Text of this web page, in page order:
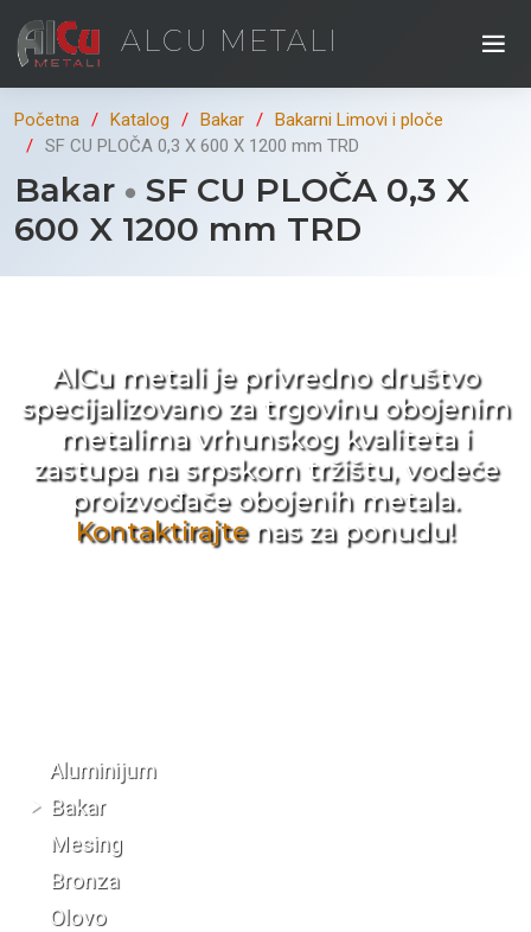
ALCU METALI
Početna Katalog Bakar
Bakarni Limovi i ploče
SF CU PLOČA 0,3 X 600 X 1200 mm TRD
Bakar
SF CU PLOČA 0,3 X
600 X 1200 mm TRD
AlCu metali je privredno društvo
specijalizovano za trgovinu obojenim
metalima vrhunskog kvaliteta i
zastupa na srpskom tržištu, vodeće
proizvođače obojenih metala.
Kontaktirajtenas za ponudu!
Aluminijum
Bakar
Mesing
Bronza
Olovo